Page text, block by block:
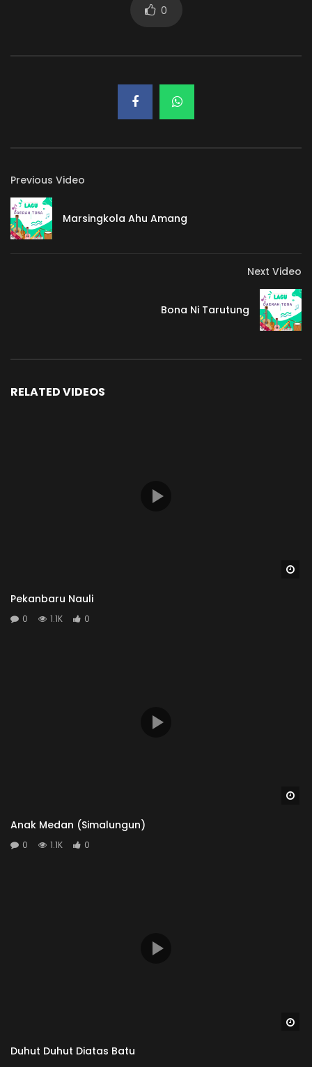
0
Previous Video
Marsingkola Ahu Amang
Next Video
Bona Ni Tarutung
RELATED VIDEOS
Pekanbaru Nauli
0 1.1K 0
Anak Medan (Simalungun)
0 1.1K 0
Duhut Duhut Diatas Batu